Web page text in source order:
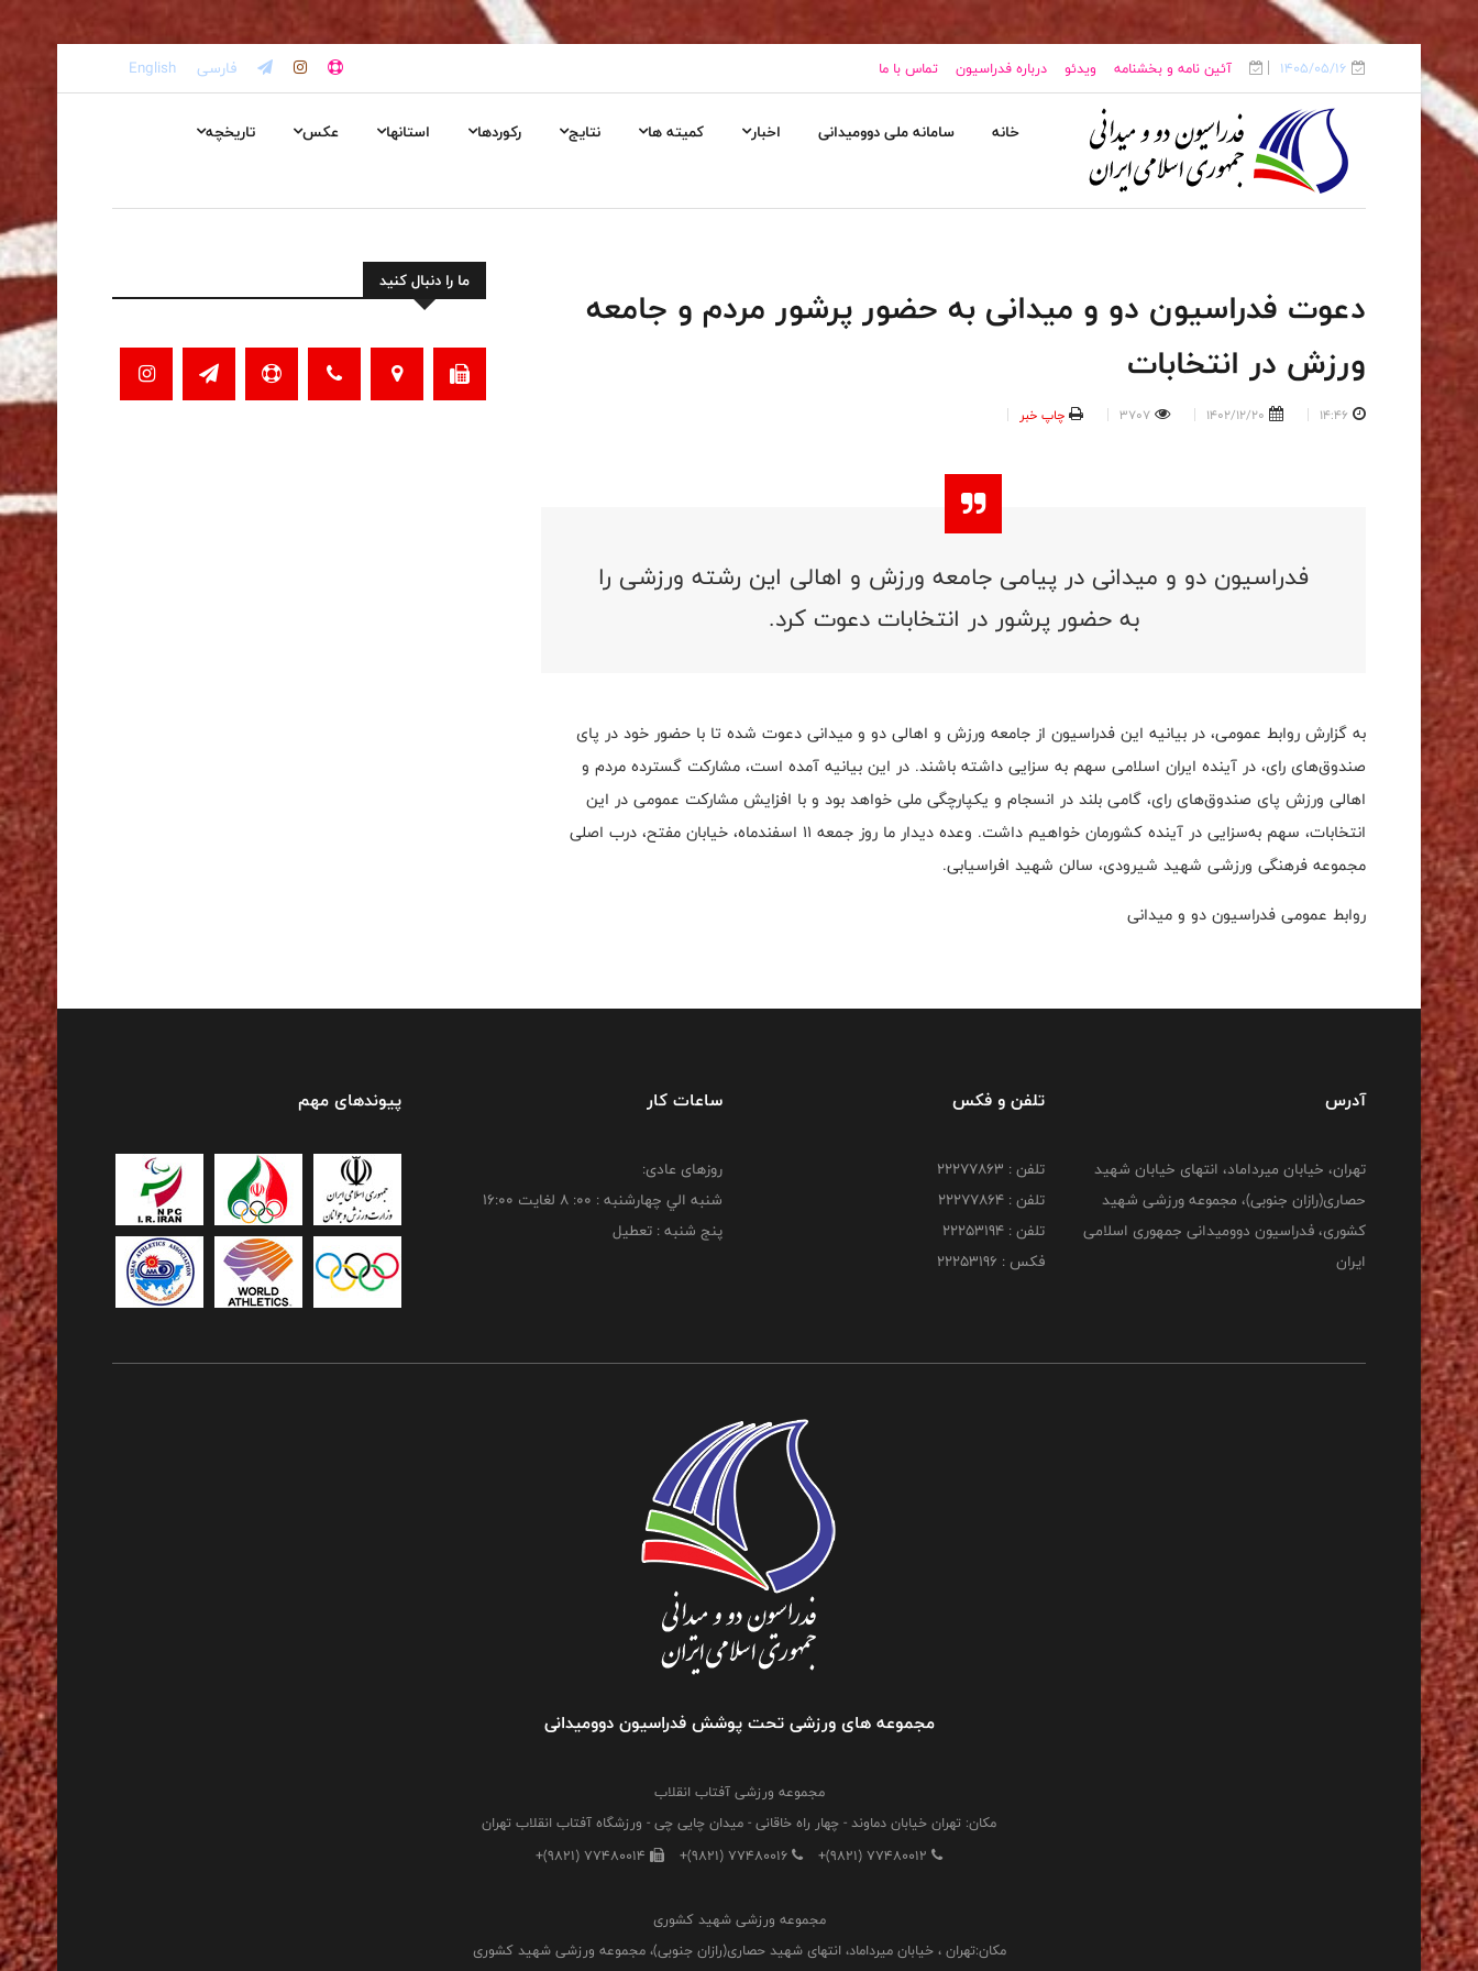
1405/05/16 آئین نامه و بخشنامه ویدئو درباره فدراسیون تماس با ما فارسی English
خانه سامانه ملی دوومیدانی اخبار کمیته ها نتایج رکوردها استانها عکس تاریخچه
دعوت فدراسیون دو و میدانی به حضور پرشور مردم و جامعه
ورزش در انتخابات
14:46
1402/12/20
3707 چاپ خبر
فدراسیون دو و میدانی در پیامی جامعه ورزش و اهالی این رشته ورزشی را
به حضور پرشور در انتخابات دعوت کرد.
به گزارش روابط عمومی، در بیانیه‌ این فدراسیون از جامعه ورزش و اهالی دو و میدانی دعوت شده تا با حضور خود در پای
صندوق‌های رای، در آینده ایران اسلامی سهم به سزایی‌ داشته باشند. در این بیانیه آمده است، مشارکت گسترده‌ مردم و
اهالی ورزش پای صندوق‌های رای، گامی بلند در انسجام و یکپارچگی ملی خواهد بود و با افزایش مشارکت عمومی در این
انتخابات، سهم به‌سزایی در آینده کشورمان خواهیم داشت. وعده دیدار ما روز جمعه ۱۱ اسفند‌ماه، خیابان مفتح، درب اصلی
مجموعه فرهنگی ورزشی شهید شیرودی، سالن شهید افراسیابی.
روابط عمومی فدراسیون دو و میدانی
ما را دنبال کنید
آدرس
تهران، خیابان میرداماد، انتهای خیابان شهید
حصاری(رازان جنوبی)، مجموعه ورزشی شهید
کشوری، فدراسیون دوومیدانی جمهوری اسلامی
ایران
تلفن و فکس
تلفن : 22277863
تلفن : 22277864
تلفن : 22253194
فکس : 22253196
ساعات کار
روزهای عادی:
شنبه الي چهارشنبه : 00: 8 لغايت 16:00
پنج شنبه : تعطیل
پیوندهای مهم
مجموعه های ورزشی تحت پوشش فدراسیون دوومیدانی
مجموعه ورزشی آفتاب انقلاب
مکان: تهران خیابان دماوند - چهار راه خاقانی - میدان چایی چی - ورزشگاه آفتاب انقلاب تهران
+(9821) 77480012
+(9821) 77480016
+(9821) 77480014
مجموعه ورزشی شهید کشوری
مکان:تهران ، خیابان میرداماد، انتهای شهید حصاری(رازان جنوبی)، مجموعه ورزشی شهید کشوری